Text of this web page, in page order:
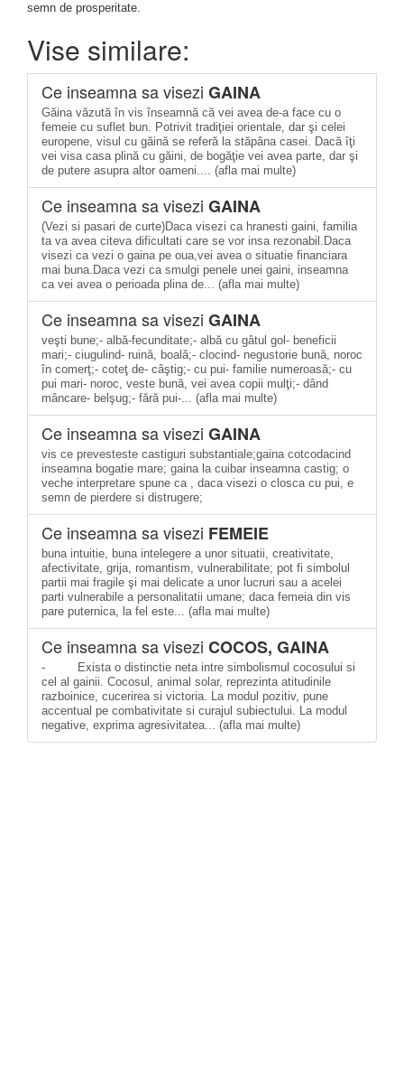
semn de prosperitate.
Vise similare:
Ce inseamna sa visezi GAINA
Găina văzută în vis înseamnă că vei avea de-a face cu o
femeie cu suflet bun. Potrivit tradiţiei orientale, dar şi celei
europene, visul cu găină se referă la stăpâna casei. Dacă îţi
vei visa casa plină cu găini, de bogăţie vei avea parte, dar şi
de putere asupra altor oameni.... (afla mai multe)
Ce inseamna sa visezi GAINA
(Vezi si pasari de curte)Daca visezi ca hranesti gaini, familia
ta va avea citeva dificultati care se vor insa rezonabil.Daca
visezi ca vezi o gaina pe oua,vei avea o situatie financiara
mai buna.Daca vezi ca smulgi penele unei gaini, inseamna
ca vei avea o perioada plina de... (afla mai multe)
Ce inseamna sa visezi GAINA
veşti bune;- albă-fecunditate;- albă cu gâtul gol- beneficii
mari;- ciugulind- ruină, boală;- clocind- negustorie bună, noroc
în comerţ;- coteţ de- câştig;- cu pui- familie numeroasă;- cu
pui mari- noroc, veste bună, vei avea copii mulţi;- dând
mâncare- belşug;- fără pui-... (afla mai multe)
Ce inseamna sa visezi GAINA
vis ce prevesteste castiguri substantiale;gaina cotcodacind
inseamna bogatie mare; gaina la cuibar inseamna castig; o
veche interpretare spune ca , daca visezi o closca cu pui, e
semn de pierdere si distrugere;
Ce inseamna sa visezi FEMEIE
buna intuitie, buna intelegere a unor situatii, creativitate,
afectivitate, grija, romantism, vulnerabilitate; pot fi simbolul
partii mai fragile şi mai delicate a unor lucruri sau a acelei
parti vulnerabile a personalitatii umane; daca femeia din vis
pare puternica, la fel este... (afla mai multe)
Ce inseamna sa visezi COCOS, GAINA
- Exista o distinctie neta intre simbolismul cocosului si
cel al gainii. Cocosul, animal solar, reprezinta atitudinile
razboinice, cucerirea si victoria. La modul pozitiv, pune
accentual pe combativitate si curajul subiectului. La modul
negative, exprima agresivitatea... (afla mai multe)